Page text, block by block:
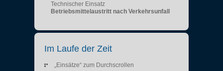
Technischer Einsatz
Betriebsmittelaustritt nach Verkehrsunfall
Im Laufe der Zeit
„Einsätze“ zum Durchscrollen